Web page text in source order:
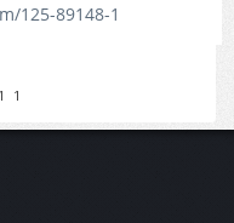
125-89148-1
1 1